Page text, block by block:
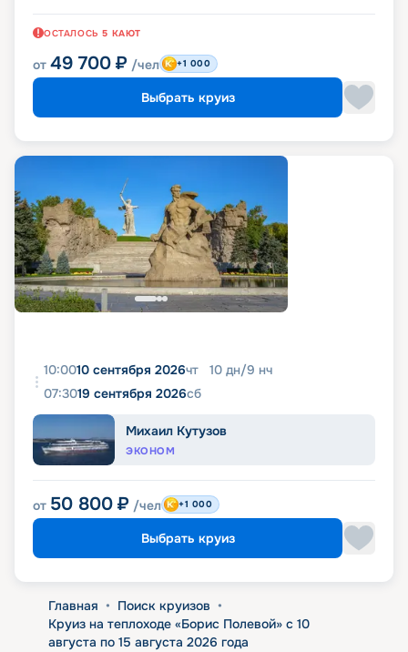
ОСТАЛОСЬ 5 КАЮТ
от 49 700 ₽ /чел +1 000
Выбрать круиз
10:0010 сентября 2026чт 10 дн/9 нч
07:3019 сентября 2026сб
Михаил Кутузов
ЭКОНОМ
от 50 800 ₽ /чел +1 000
Выбрать круиз
Главная • Поиск круизов •
Круиз на теплоходе «Борис Полевой» с 10
августа по 15 августа 2026 года